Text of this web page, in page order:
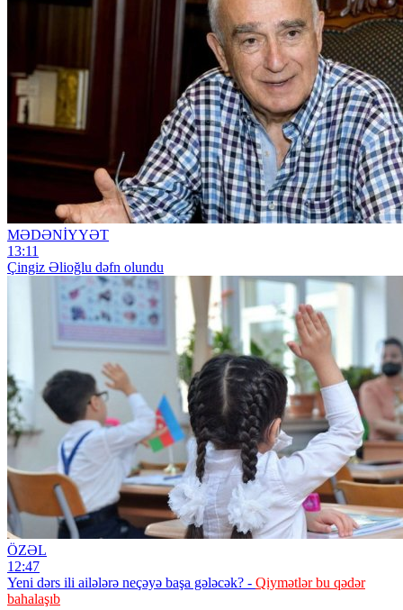
MƏDƏNİYYƏT
13:11
Çingiz Əlioğlu dəfn olundu
ÖZƏL
12:47
Yeni dərs ili ailələrə neçəyə başa gələcək? - Qiymətlər bu qədər
bahalaşıb